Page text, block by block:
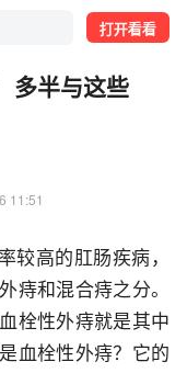
打开看看
多半与这些
11:51
较高的肛肠疾病，
痔和混合痔之分。
栓性外痔就是其中
血栓性外痔？它的